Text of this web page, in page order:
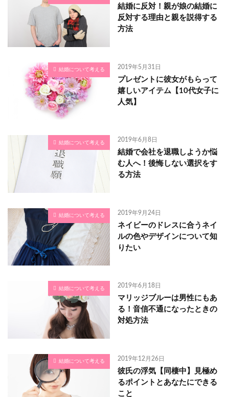
結婚に反対！親が娘の結婚に
反対する理由と親を説得する
方法
結婚について考える 2019年5月31日
プレゼントに彼女がもらって
嬉しいアイテム【10代女子に
人気】
結婚について考える 2019年6月8日
結婚で会社を退職しようか悩
む人へ！後悔しない選択をす
る方法
結婚について考える 2019年9月24日
ネイビーのドレスに合うネイ
ルの色やデザインについて知
りたい
結婚について考える 2019年6月18日
マリッジブルーは男性にもあ
る！音信不通になったときの
対処方法
結婚について考える 2019年12月26日
彼氏の浮気【同棲中】見極め
るポイントとあなたにできる
こと